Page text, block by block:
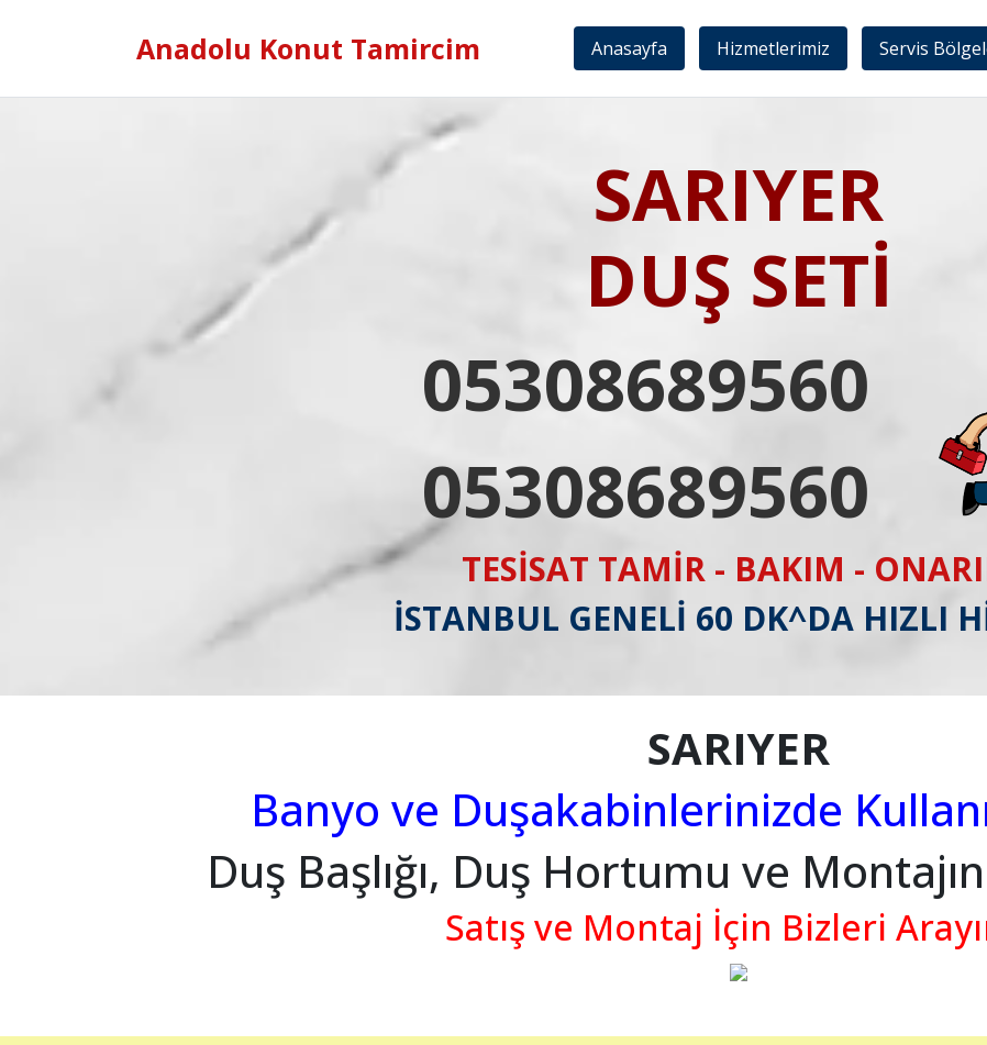
Anadolu Konut Tamircim Anasayfa Hizmetlerimiz Servis
SARIYER
DUŞ SETİ
05308689560
05308689560
TESİSAT TAMİR - BAKIM -
İSTANBUL GENELİ 60 DK^DA HIZLI
SARIYER
Banyo ve Duşakabinlerinizde
Duş Başlığı, Duş Hortumu ve
Satış ve Montaj İçin Bizleri